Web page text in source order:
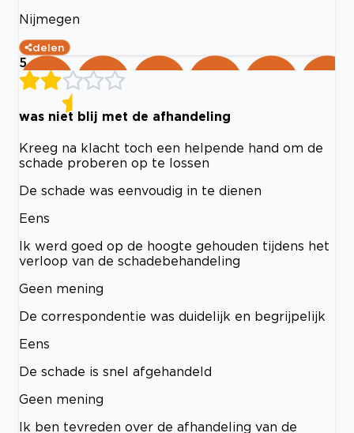
Nijmegen
delen
5
was niet blij met de afhandeling
Kreeg na klacht toch een helpende hand om de
schade proberen op te lossen
De schade was eenvoudig in te dienen
Eens
Ik werd goed op de hoogte gehouden tijdens het
verloop van de schadebehandeling
Geen mening
De correspondentie was duidelijk en begrijpelijk
Eens
De schade is snel afgehandeld
Geen mening
Ik ben tevreden over de afhandeling van de